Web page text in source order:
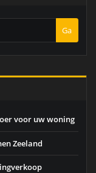
Ga
voor uw woning
Zeeland